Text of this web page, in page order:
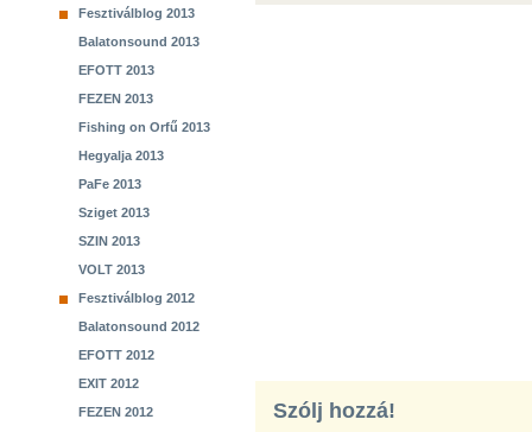
Fesztiválblog 2013
Balatonsound 2013
EFOTT 2013
FEZEN 2013
Fishing on Orfű 2013
Hegyalja 2013
PaFe 2013
Sziget 2013
SZIN 2013
VOLT 2013
Fesztiválblog 2012
Balatonsound 2012
EFOTT 2012
EXIT 2012
FEZEN 2012
Szólj hozzá!